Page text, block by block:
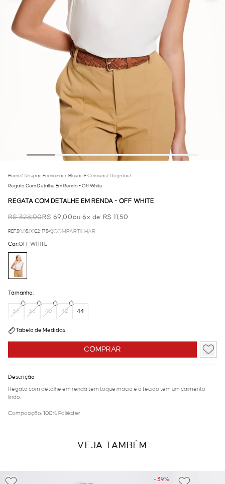
Home/ Roupas Femininas/ Blusas E Camisas/ Regatas/
Regata Com Detalhe Em Renda - Off White
REGATA COM DETALHE EM RENDA - OFF WHITE
R$ 328,00R$ 69,00ou 6x de R$ 11,50
REF.50.05.0022-175 COMPARTILHAR
COMPRAR
Cor:OFF WHITE
Tamanho:
36 38 40 42 44
Tabela de Medidas
Descrição
Regata com detalhe em renda tem toque macio e o tecido tem um caimento
lindo.
Composição: 100% Poliéster
VEJA TAMBÉM
- 39%